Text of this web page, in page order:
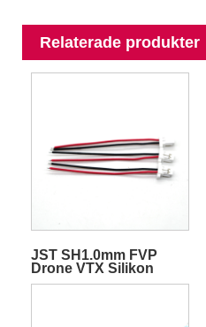
Relaterade produkter
JST SH1.0mm FVP
Drone VTX Silikon
Quadcopter-sändare